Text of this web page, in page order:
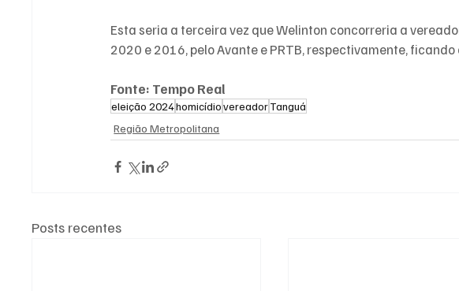
Esta seria a terceira vez que Welinton concorreria a
2020 e 2016, pelo Avante e PRTB, respectivamente,
Fonte: Tempo Real
eleição 2024homicídiovereadorTanguá
Região Metropolitana
Posts recentes